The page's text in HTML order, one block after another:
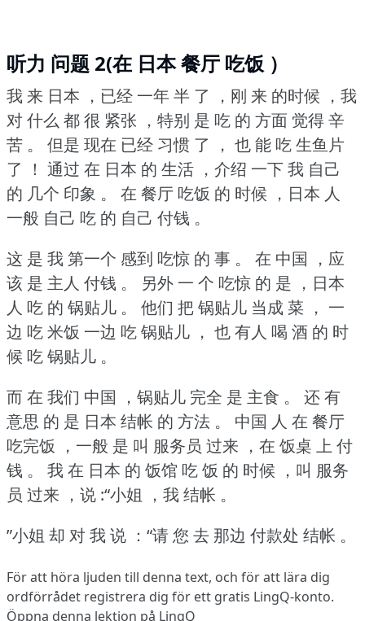
听力 问题 2(在 日本 餐厅 吃饭 ）
我 来 日本 ，已经 一年 半 了 ，刚 来 的时候 ，我
对 什么 都 很 紧张 ，特别 是 吃 的 方面 觉得 辛
苦 。
但是 现在 已经 习惯 了 ， 也 能 吃 生鱼片
了 ！ 通过 在 日本 的 生活 ，介绍 一下 我 自己
的 几个 印象 。
在 餐厅 吃饭 的 时候 ，日本 人
一般 自己 吃 的 自己 付钱 。
这 是 我 第一个 感到 吃惊 的 事 。
在 中国 ，应
该 是 主人 付钱 。
另外 一 个 吃惊 的 是 ，日本
人 吃 的 锅贴儿 。
他们 把 锅贴儿 当成 菜 ， 一
边 吃 米饭 一边 吃 锅贴儿 ， 也 有人 喝 酒 的 时
候 吃 锅贴儿 。
而 在 我们 中国 ，锅贴儿 完全 是 主食 。
还 有
意思 的 是 日本 结帐 的 方法 。
中国 人 在 餐厅
吃完饭 ，一般 是 叫 服务员 过来 ，在 饭桌 上 付
钱 。
我 在 日本 的 饭馆 吃 饭 的 时候 ，叫 服务
员 过来 ，说 :“小姐 ，我 结帐 。
”小姐 却 对 我 说 ：“请 您 去 那边 付款处 结帐 。
För att höra ljuden till denna text, och för att lära dig
ordförrådet registrera dig för ett gratis LingQ-konto.
Öppna denna lektion på LingQ